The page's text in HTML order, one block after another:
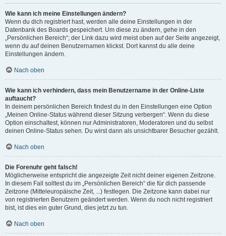
Wie kann ich meine Einstellungen ändern?
Wenn du dich registriert hast, werden alle deine Einstellungen in der
Datenbank des Boards gespeichert. Um diese zu ändern, gehe in den
„Persönlichen Bereich“; der Link dazu wird meist oben auf der Seite angezeigt,
wenn du auf deinen Benutzernamen klickst. Dort kannst du alle deine
Einstellungen ändern.
Nach oben
Wie kann ich verhindern, dass mein Benutzername in der Online-Liste
auftaucht?
In deinem persönlichen Bereich findest du in den Einstellungen eine Option
„Meinen Online-Status während dieser Sitzung verbergen“. Wenn du diese
Option einschaltest, können nur Administratoren, Moderatoren und du selbst
deinen Online-Status sehen. Du wirst dann als unsichtbarer Besucher gezählt.
Nach oben
Die Forenuhr geht falsch!
Möglicherweise entspricht die angezeigte Zeit nicht deiner eigenen Zeitzone.
In diesem Fall solltest du im „Persönlichen Bereich“ die für dich passende
Zeitzone (Mitteleuropäische Zeit, ...) festlegen. Die Zeitzone kann dabei nur
von registrierten Benutzern geändert werden. Wenn du noch nicht registriert
bist, ist dies ein guter Grund, dies jetzt zu tun.
Nach oben